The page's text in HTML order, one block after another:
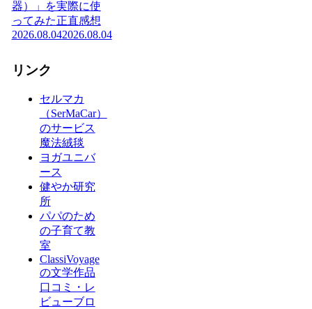
器）」を実際に使
ってみた正直感想
2026.08.042026.08.04
リンク
セルマカ
（SerMaCar）
のサービス
魔法絨毯
ヨガユニバ
ース
健やか研究
所
パパのため
の子育て教
室
ClassiVoyage
の文学作品
口コミ・レ
ビューブロ